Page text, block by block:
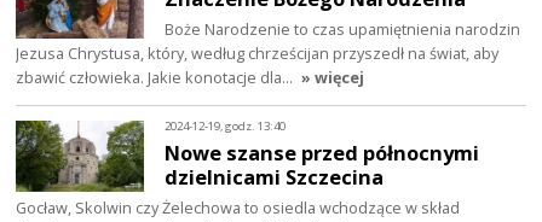
Boże Narodzenie to czas upamiętnienia narodzin
Jezusa Chrystusa, który, według chrześcijan przyszedł na świat, aby
zbawić człowieka. Jakie konotacje dla… » więcej
2024-12-19, godz. 13:40
Nowe szanse przed północnymi
dzielnicami Szczecina
Gocław, Skolwin czy Żelechowa to osiedla wchodzące w skład